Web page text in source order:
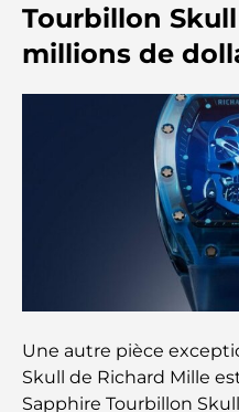
Hôtels 5 étoiles à
chaque voyageur
Que faire dans le
guide ultime
Les meilleurs iftars à
incontournables
mémorable
Cafés à Business
de la convivialité
Restaurants étoilés
gastronomique
Tourbillon Skull
millions de
Une autre pièce
Skull de Richard Mille
Sapphire Tourbillon